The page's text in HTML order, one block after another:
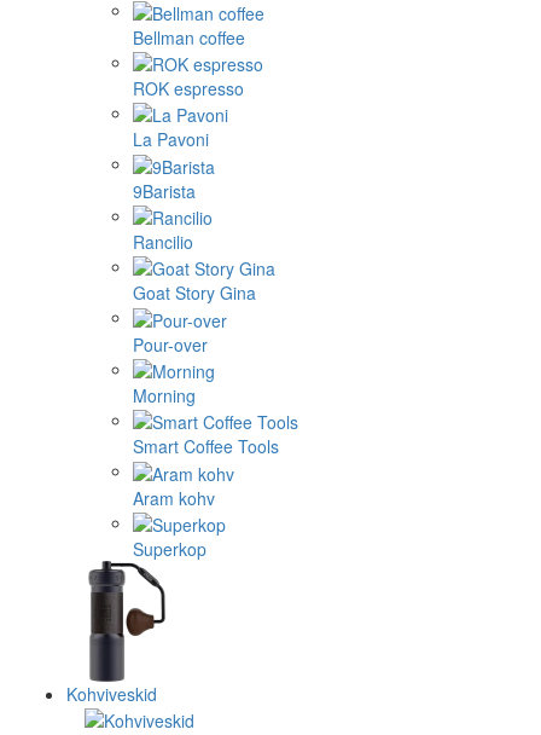
Bellman coffee
ROK espresso
La Pavoni
9Barista
Rancilio
Goat Story Gina
Pour-over
Morning
Smart Coffee Tools
Aram kohv
Superkop
Kohviveskid